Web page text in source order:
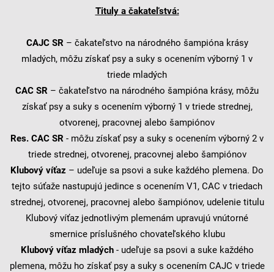
Tituly a čakateľstvá:
CAJC SR – čakateľstvo na národného šampióna krásy
mladých, môžu získať psy a suky s ocenením výborný 1 v
triede mladých
CAC SR – čakateľstvo na národného šampióna krásy, môžu
získať psy a suky s ocenením výborný 1 v triede strednej,
otvorenej, pracovnej alebo šampiónov
Res. CAC SR - môžu získať psy a suky s ocenením výborný 2 v
triede strednej, otvorenej, pracovnej alebo šampiónov
Klubový víťaz – udeľuje sa psovi a suke každého plemena. Do
tejto súťaže nastupujú jedince s ocenením V1, CAC v triedach
strednej, otvorenej, pracovnej alebo šampiónov, udelenie titulu
Klubový víťaz jednotlivým plemenám upravujú vnútorné
smernice príslušného chovateľského klubu
Klubový víťaz mladých - udeľuje sa psovi a suke každého
plemena, môžu ho získať psy a suky s ocenením CAJC v triede